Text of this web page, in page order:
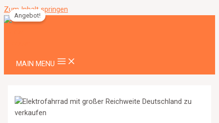
Zum Inhalt springen
MAIN MENU
Angebot!